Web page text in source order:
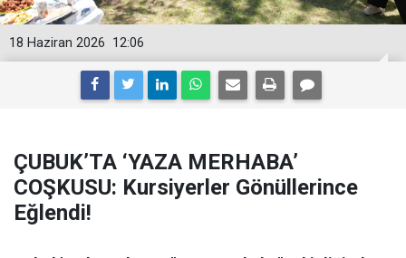
12:06
18 Haziran 2026
ÇUBUK’TA ‘YAZA MERHABA’
COŞKUSU: Kursiyerler Gönüllerince
Eğlendi!